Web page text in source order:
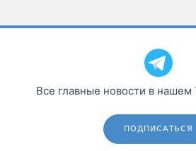
Все главные новости в нашем
ПОДПИСАТЬСЯ